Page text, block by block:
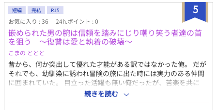
5
短編 完結 R15
お気に入り : 36 24h.ポイント : 0
嵌められた男の腕は信頼を踏みにじり嘲り笑う者達の首
を狙う ～復讐は愛と執着の破壊～
こまの ととと
昔から、何か突出して優れた才能がある訳ではなかった俺。 だが
それでも、幼馴染に誘われ冒険の旅に出た時には実力のある仲間
に囲まれていた。 目立った活躍も無い俺だったが、苦楽を共に
し、喜びを分かち合える信頼出来る仲間達を支える事に専念。 そ
んな俺に対して仲間達も頼ってくれていた。 きっと、こういう優
続きを読む